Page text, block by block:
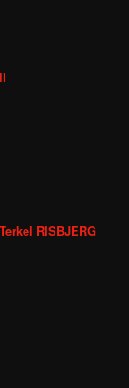
RISBJERG